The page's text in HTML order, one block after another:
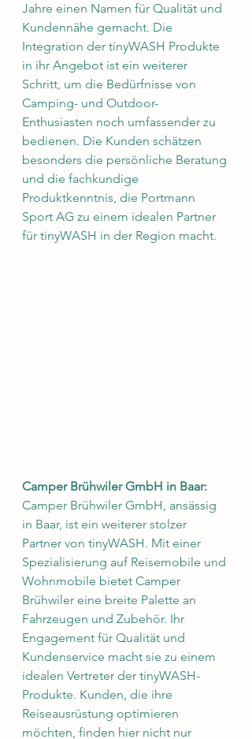
Jahre einen Namen für Qualität und
Kundennähe gemacht. Die
Integration der tinyWASH Produkte
in ihr Angebot ist ein weiterer
Schritt, um die Bedürfnisse von
Camping- und Outdoor-
Enthusiasten noch umfassender zu
bedienen. Die Kunden schätzen
besonders die persönliche Beratung
und die fachkundige
Produktkenntnis, die Portmann
Sport AG zu einem idealen Partner
für tinyWASH in der Region macht.
Camper Brühwiler GmbH in Baar:
Camper Brühwiler GmbH, ansässig
in Baar, ist ein weiterer stolzer
Partner von tinyWASH. Mit einer
Spezialisierung auf Reisemobile und
Wohnmobile bietet Camper
Brühwiler eine breite Palette an
Fahrzeugen und Zubehör. Ihr
Engagement für Qualität und
Kundenservice macht sie zu einem
idealen Vertreter der tinyWASH-
Produkte. Kunden, die ihre
Reiseausrüstung optimieren
möchten, finden hier nicht nur